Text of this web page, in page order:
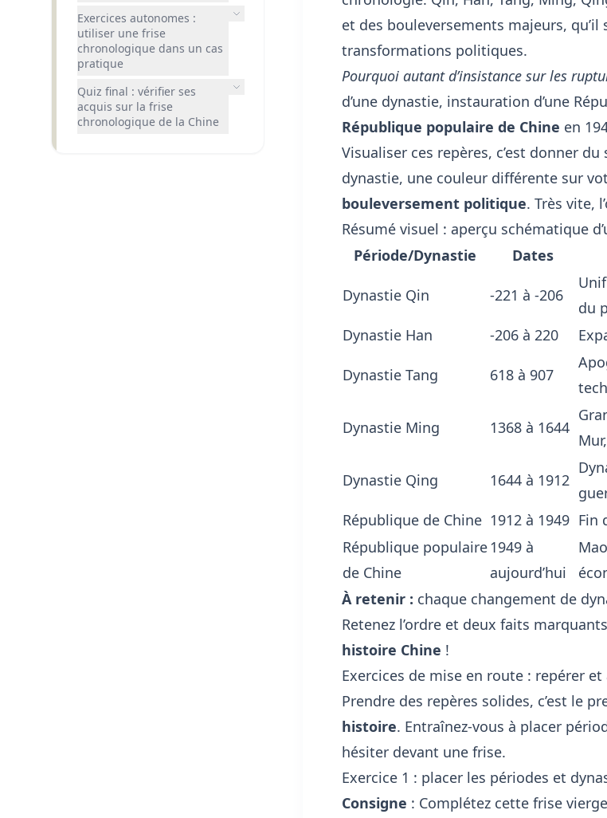
Exercices autonomes :
utiliser une frise
chronologique dans un cas
pratique
Quiz final : vérifier ses
acquis sur la frise
chronologique de la Chine
et des bouleversements majeurs, qu’il
transformations politiques.
Pourquoi autant d’insistance sur les
d’une dynastie, instauration d’une
République populaire de Chine en
Visualiser ces repères, c’est donner
dynastie, une couleur différente sur
bouleversement politique. Très vite,
Résumé visuel : aperçu schématique
Période/Dynastie
Dates
Dynastie Qin -221 à -206
du
Dynastie Han
-206 à 220
Dynastie Tang 618 à 907
Dynastie Ming 1368 à 1644
Dynastie Qing 1644 à 1912
République de Chine 1912 à 1949 Fin
République populaire
de Chine
1949 à
aujourd’hui
À retenir : chaque changement de
Retenez l’ordre et deux faits
histoire Chine !
Exercices de mise en route : repérer
Prendre des repères solides, c’est le
histoire. Entraînez-vous à placer
hésiter devant une frise.
Exercice 1 : placer les périodes et
Consigne : Complétez cette frise